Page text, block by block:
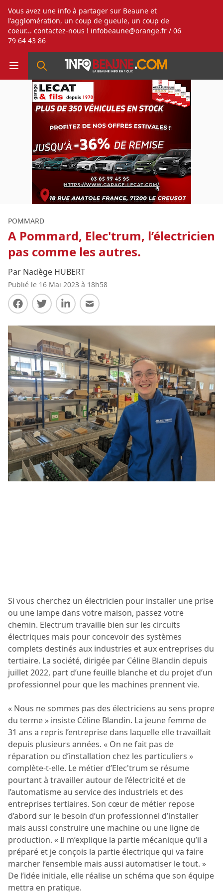
Vous avez une info à partager sur Beaune et
l'agglomération, un coup de gueule, un coup de
coeur... contactez-nous ! infobeaune@orange.fr / 06
79 64 43 86
POMMARD
A Pommard, Elec'trum, l’électricien
pas comme les autres.
Par Nadège HUBERT
Publié le 16 Mai 2023 à 18h58
Partager sur Facebook
Partager sur Twitter
Partager sur LinkedIn
Partager par E-mail
Si vous cherchez un électricien pour installer une prise
ou une lampe dans votre maison, passez votre
chemin. Electrum travaille bien sur les circuits
électriques mais pour concevoir des systèmes
complets destinés aux industries et aux entreprises du
tertiaire. La société, dirigée par Céline Blandin depuis
juillet 2022, part d’une feuille blanche et du projet d’un
professionnel pour que les machines prennent vie.
« Nous ne sommes pas des électriciens au sens propre
du terme » insiste Céline Blandin. La jeune femme de
31 ans a repris l’entreprise dans laquelle elle travaillait
depuis plusieurs années. « On ne fait pas de
réparation ou d’installation chez les particuliers »
complète-t-elle. Le métier d’Elec'trum se résume
pourtant à travailler autour de l’électricité et de
l’automatisme au service des industriels et des
entreprises tertiaires. Son cœur de métier repose
d’abord sur le besoin d’un professionnel d’installer
mais aussi construire une machine ou une ligne de
production. « Il m’explique la partie mécanique qu’il a
préparé et je conçois la partie électrique qui va faire
marcher l’ensemble mais aussi automatiser le tout. »
De l’idée initiale, elle réalise un schéma que son équipe
mettra en pratique.